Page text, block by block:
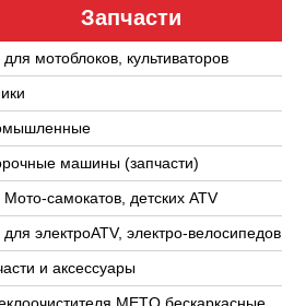
Запчасти
мотоблоков, культиваторов
машины (запчасти)
Мото-самокатов, детских ATV
для электроATV, электро-велосипедов
и аксессуары